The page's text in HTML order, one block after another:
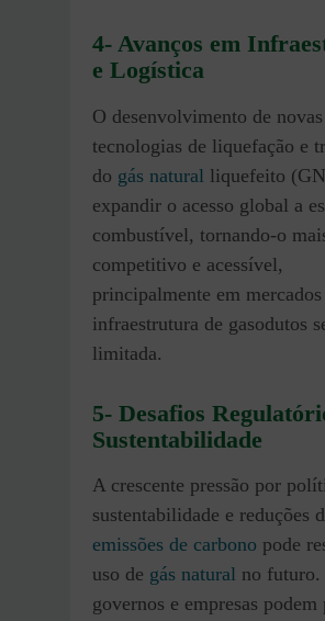
4- Avanços em
e Logística
O desenvolvimento de novas
tecnologias de liquefação e
do gás natural liquefeito
expandir o acesso global a
combustível, tornando-o
competitivo e acessível,
principalmente em mercados
infraestrutura de gasodutos
limitada.
5- Desafios
Sustentabilidade
A crescente pressão por
sustentabilidade e reduções
emissões de carbono pode
uso de gás natural no futuro.
governos e empresas podem